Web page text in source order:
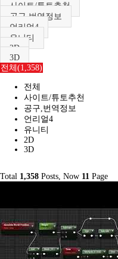
사이트/튜토추천
공구,번역정보
언리얼4
유니티
2D
3D
전체(1,358)
전체
사이트/튜토추천
공구,번역정보
언리얼4
유니티
2D
3D
Total 1,358 Posts, Now 11 Page